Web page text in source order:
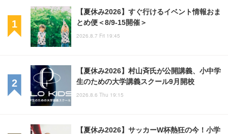
【夏休み2026】すぐ行けるイベント情報おま
とめ便＜8/9-15開催＞
2026.8.7 Fri 19:45
【夏休み2026】村山斉氏が公開講義、小中学
生のための大学講義スクール9月開校
2026.8.6 Thu 19:15
【夏休み2026】サッカーW杯熱狂の今！小学